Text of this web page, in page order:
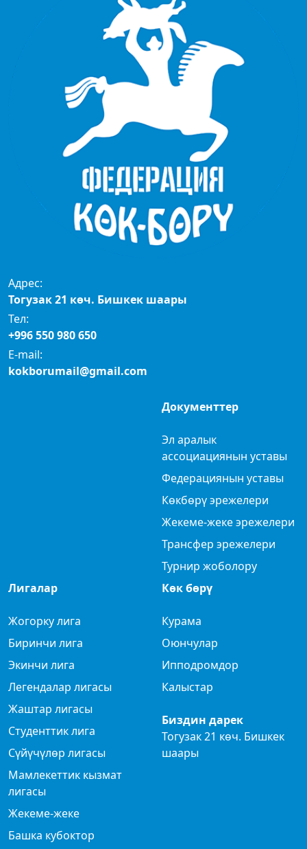
Адрес:
Тогузак 21 көч. Бишкек шаары
Тел:
+996 550 980 650
E-mail:
kokborumail@gmail.com
Документтер
Эл аралык
ассоциациянын уставы
Федерациянын уставы
Көкбөрү эрежелери
Жекеме-жеке эрежелери
Трансфер эрежелери
Турнир жоболору
Лигалар
Жогорку лига
Биринчи лига
Экинчи лига
Легендалар лигасы
Жаштар лигасы
Студенттик лига
Сүйүчүлөр лигасы
Мамлекеттик кызмат
лигасы
Жекеме-жеке
Башка кубоктор
Көк бөрү
Курама
Оюнчулар
Ипподромдор
Калыстар
Биздин дарек
Тогузак 21 көч. Бишкек
шаары